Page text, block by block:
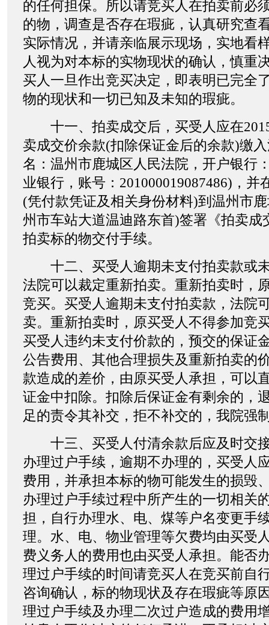
的任何担保。所以请竞买人在拍卖前必
的物，调查是否存在瑕疵，认真研究查
实际情况，并请亲临展示现场，实地看
人视为对本标的实物现状的确认，慎重
买人一旦作出竞买决定，即表明已完全
物的现状和一切已知及未知的瑕疵。
十一、拍卖成交后，买受人应在
卖成交价余款(扣除保证金后的余款)缴
名：温州市鹿城区人民法院，开户银行
业银行，账号：201000019087486)，并
(凭付款凭证及相关身份材料)到温州市
州市车站大道温迪路东首)签署《拍卖成
拍卖标的物交付手续。
十二、买受人逾期未支付拍卖款或
法院可以裁定重新拍卖。重新拍卖时，
竞买。买受人逾期未支付拍卖款，法院
卖。重新拍卖时，原买受人不得参加竞
买受人违约未支付价款的，预交的保证
公告费用、其他合理损失及重新拍卖的
款造成的差价，由原买受人承担，可以
证金中扣除。扣除后保证金有剩余的，
足的责令其补交，拒不补交的，我院强
十三、买受人付清余款后应及时交
办理过户手续，逾期不办理的，买受人
费用，并承担本标的物可能发生的损毁
办理过户手续过程中所产生的一切相关
担，自行办理水、电、煤等户名变更手
理。水、电、物业管理等欠费均由买受
费义务人的费用也由买受人承担。能否
理过户手续的时间请竞买人在竞买前自
咨询确认，标的物现状及存在瑕疵等原
理过户手续及办理二次过户造成的费用